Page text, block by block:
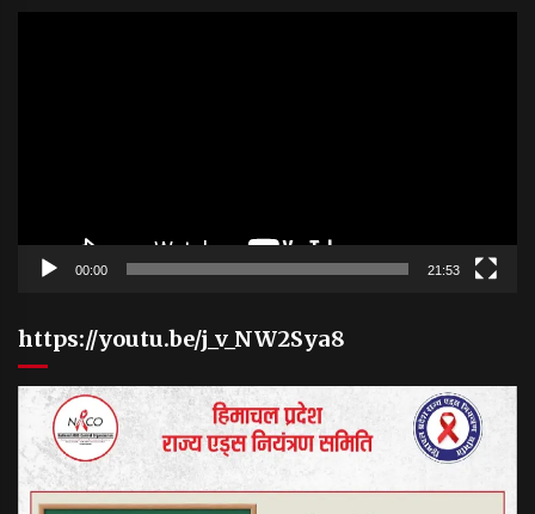
00:00 21:53
https://youtu.be/j_v_NW2Sya8